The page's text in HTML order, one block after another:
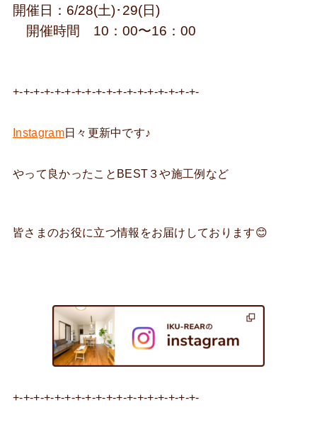
開催日：6/28(土)･29(日)
開催時間 10：00〜16：00
+-+-+-+-+-+-+-+-+-+-+-+-+-+-+-+-+-+-
Instagram日々更新中です♪
やって良かったことBEST３や施工例など
皆さまのお役に立つ情報をお届けしております😊
+-+-+-+-+-+-+-+-+-+-+-+-+-+-+-+-+-+-